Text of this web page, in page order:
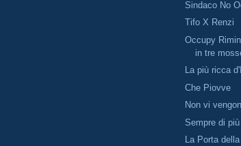
Sindaco No
Tifo X Renzi
Occupy
in tre
La più ricca
Che Piovve
Non vi
Sempre di più
La Porta